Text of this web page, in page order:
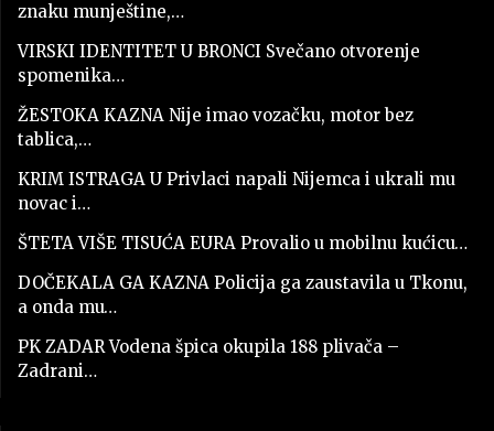
znaku munještine,…
VIRSKI IDENTITET U BRONCI Svečano otvorenje
spomenika…
ŽESTOKA KAZNA Nije imao vozačku, motor bez
tablica,…
KRIM ISTRAGA U Privlaci napali Nijemca i ukrali mu
novac i…
ŠTETA VIŠE TISUĆA EURA Provalio u mobilnu kućicu…
DOČEKALA GA KAZNA Policija ga zaustavila u Tkonu,
a onda mu…
PK ZADAR Vodena špica okupila 188 plivača –
Zadrani…